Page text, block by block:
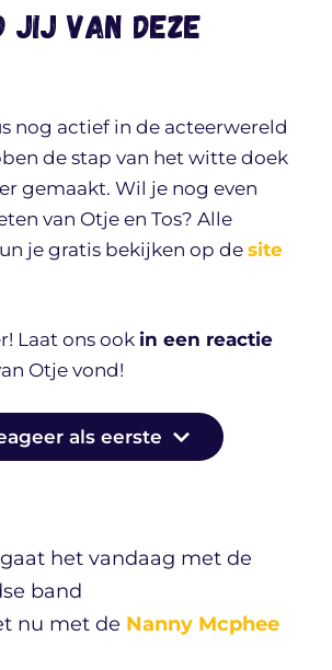
jij van deze
nog actief in de acteerwereld
de stap van het witte doek
gemaakt. Wil je nog even
van Otje en Tos? Alle
je gratis bekijken op de site
Laat ons ook in een reactie
Otje vond!
als eerste
gaat het vandaag met de
band
nu met de Nanny Mcphee